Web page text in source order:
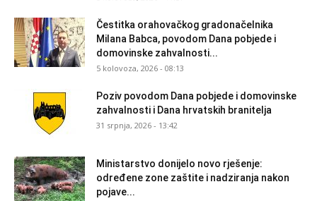
Čestitka orahovačkog gradonačelnika
Milana Babca, povodom Dana pobjede i
domovinske zahvalnosti...
5 kolovoza, 2026 - 08:13
Poziv povodom Dana pobjede i domovinske
zahvalnosti i Dana hrvatskih branitelja
31 srpnja, 2026 - 13:42
Ministarstvo donijelo novo rješenje:
određene zone zaštite i nadziranja nakon
pojave...